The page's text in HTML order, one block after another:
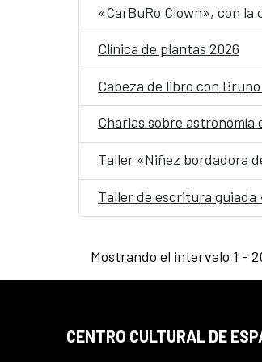
«CarBuRo Clown», con
Clínica de plantas 2026
Cabeza de libro con
Charlas sobre astronomía
Taller «Niñez bordadora
Taller de escritura guiada
Mostrando el intervalo 1 -
CENTRO CULTURAL DE